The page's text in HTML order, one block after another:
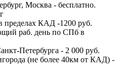
Москва - бесплатно.
пределах КАД -1200 руб.
раб. день по СПб в
Петербурга - 2 000 руб.
(не более 40км от КАД) -